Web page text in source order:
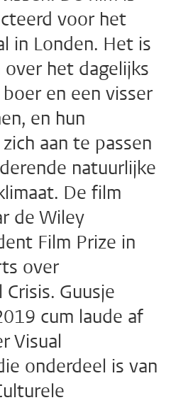
voor het
in Londen. Het is
het dagelijks
en een visser
en hun
aan te passen
natuurlijke
De film
de Wiley
Film Prize in
over
Guusje
cum laude af
Visual
onderdeel is van